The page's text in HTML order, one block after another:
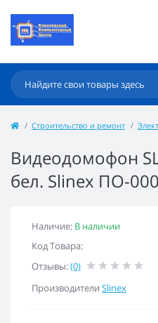
Строительство и ремонт
Видеодомофон
бел. Slinex ПО-
Наличие: В наличии
Код Товара:
Отзывы:(0)
Производители Slinex